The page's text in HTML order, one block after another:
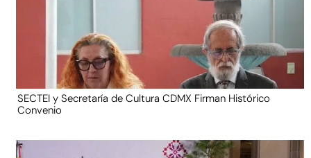
SECTEI y Secretaría de Cultura CDMX Firman Histórico
Convenio